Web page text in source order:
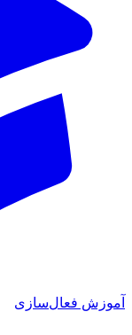
فعال‌سازی